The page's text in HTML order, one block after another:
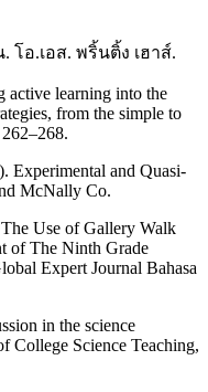
โอ.เอส. พริ้นติ้ง เฮาส์.
learning into the
from the simple to
Experimental and Quasi-
McNally Co.
Use of Gallery Walk
of The Ninth Grade
Expert Journal Bahasa
in the science
College Science Teaching,